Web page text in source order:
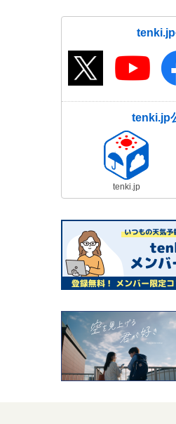
tenki.jp
tenki.jp